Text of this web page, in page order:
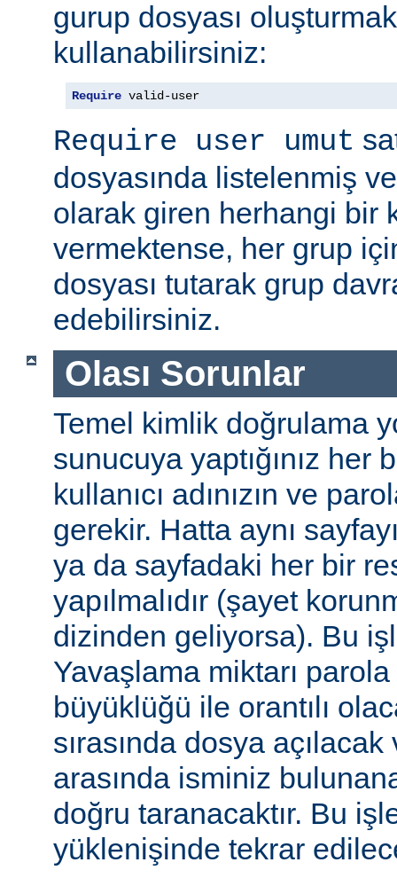
gurup dosyası
kullanabilirsiniz:
Require valid-user
Require user umut
dosyasında listelenmiş
olarak giren herhangi bir
vermektense, her grup
dosyası tutarak grup
edebilirsiniz.
Olası Sorunlar
Temel kimlik doğrulama
sunucuya yaptığınız her
kullanıcı adınızın ve
gerekir. Hatta aynı
ya da sayfadaki her bir
yapılmalıdır (şayet
dizinden geliyorsa). Bu
Yavaşlama miktarı parola
büyüklüğü ile orantılı
sırasında dosya açılacak
arasında isminiz
doğru taranacaktır. Bu
yüklenişinde tekrar